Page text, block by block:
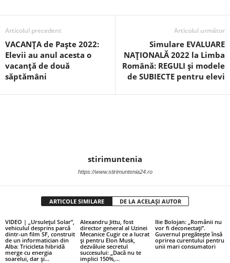
Articolul precedent
VACANȚA de Paşte 2022:
Elevii au anul acesta o
vacanță de două
săptămâni
Articolul următor
Simulare EVALUARE
NAȚIONALĂ 2022 la Limba
Română: REGULI și modele
de SUBIECTE pentru elevi
stirimuntenia
https://www.stirimuntenia24.ro
ARTICOLE SIMILARE DE LA ACELAȘI AUTOR
VIDEO | „Ursulețul Solar”,
vehiculul desprins parcă
dintr-un film SF, construit
de un informatician din
Alba: Tricicleta hibridă
merge cu energia
soarelui, dar și...
Alexandru Jittu, fost
director general al Uzinei
Mecanice Cugir ce a lucrat
și pentru Elon Musk,
dezvăluie secretul
succesului: „Dacă nu te
implici 150%,...
Ilie Bolojan: „Românii nu
vor fi deconectați”.
Guvernul pregătește însă
oprirea curentului pentru
unii mari consumatori